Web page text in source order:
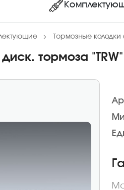
Тормозные колодки
тормоза